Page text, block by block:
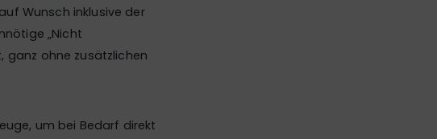
Wunsch inklusive der
„Nicht
ganz ohne zusätzlichen
um bei Bedarf direkt